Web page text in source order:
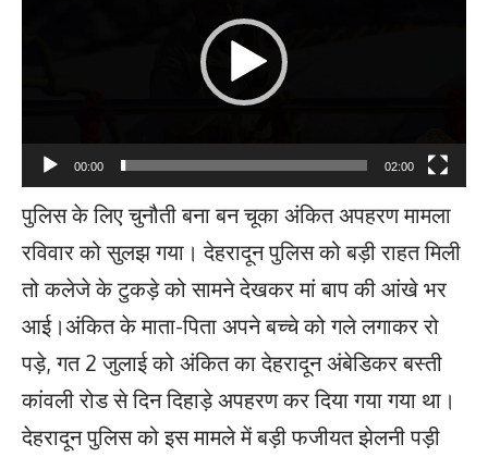
00:00 02:00
पुलिस के लिए चुनौती बना बन चूका अंकित अपहरण मामला
रविवार को सुलझ गया। देहरादून पुलिस को बड़ी राहत मिली
तो कलेजे के टुकड़े को सामने देखकर मां बाप की आंखे भर
आई।अंकित के माता-पिता अपने बच्चे को गले लगाकर रो
पड़े, गत 2 जुलाई को अंकित का देहरादून अंबेडिकर बस्ती
कांवली रोड से दिन दिहाड़े अपहरण कर दिया गया गया था।
देहरादून पुलिस को इस मामले में बड़ी फजीयत झेलनी पड़ी